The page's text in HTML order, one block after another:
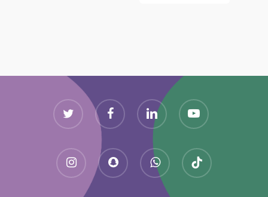
Twitter Facebook Linkedin Youtube
Instagram Snapchat Whatsapp Tiktok